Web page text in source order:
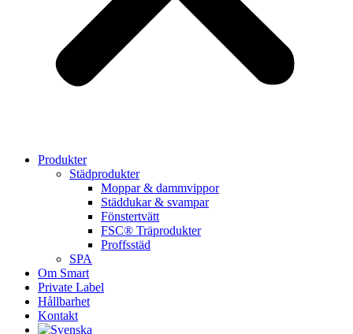
Produkter
Städprodukter
Moppar & dammvippor
Städdukar & svampar
Fönstertvätt
FSC® Träprodukter
Proffsstäd
SPA
Om Smart
Private Label
Hållbarhet
Kontakt